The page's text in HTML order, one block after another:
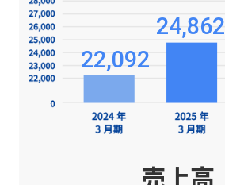
22,092
24,862
売上高